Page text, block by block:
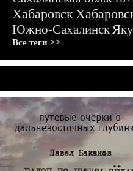
Хабаровск
Южно-Сахалинск
Все теги >>